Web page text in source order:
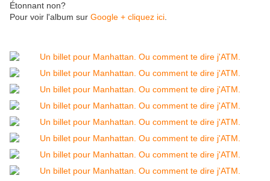
Étonnant non?
Pour voir l'album sur Google + cliquez ici